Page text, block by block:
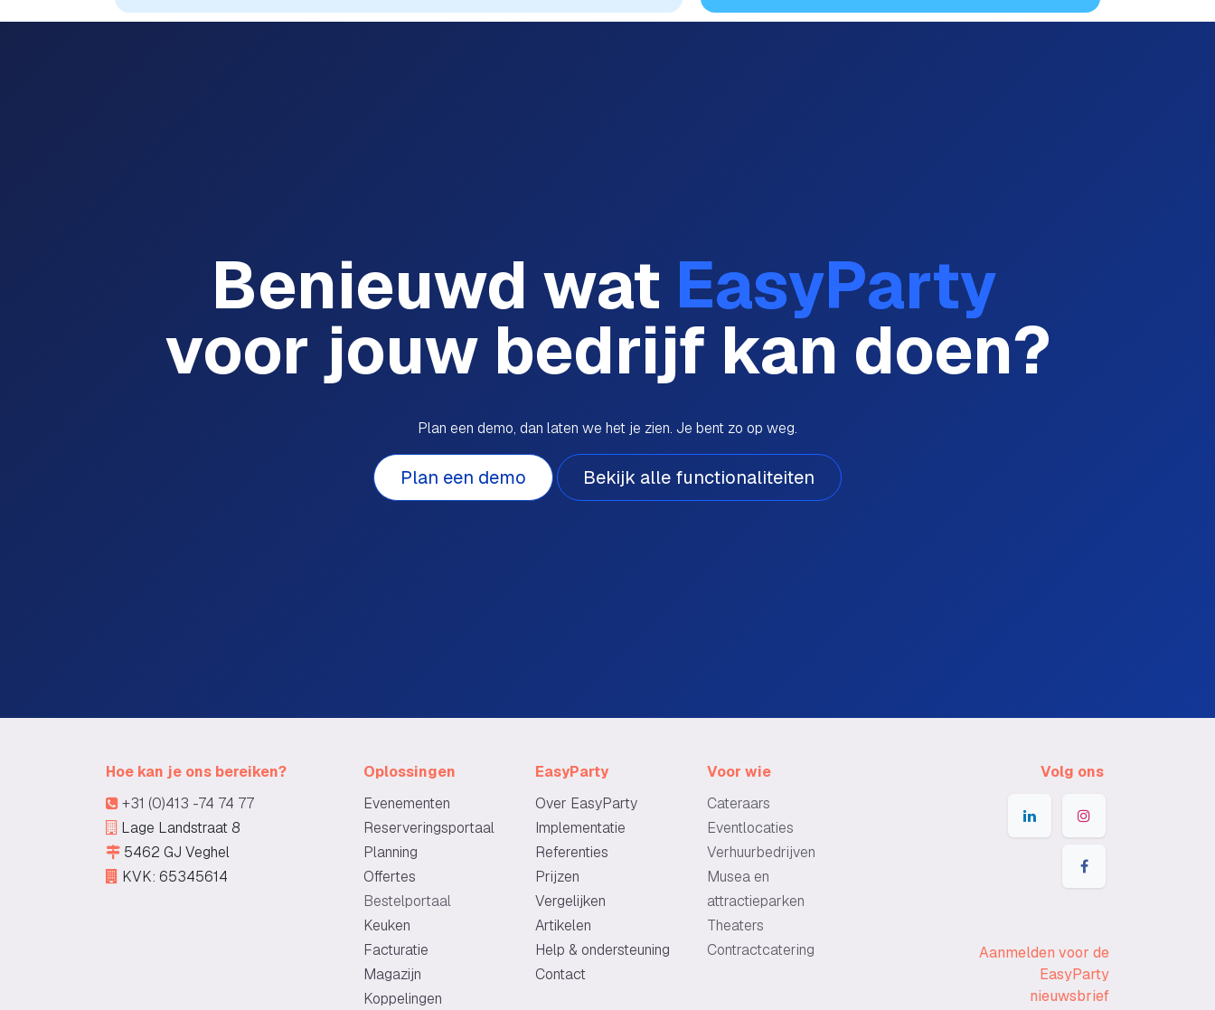
Benieuwd wat EasyParty
voor jouw bedrijf kan doen?
Plan een demo, dan laten we het je zien. Je bent zo op weg.
Plan een demo Bekijk alle functionaliteiten
Hoe kan je ons bereiken?
+31 (0)413 -74 74 77
Lage Landstraat 8
5462 GJ Veghel
KVK: 65345614
Oplossingen
Evenementen
Reserveringsportaal
Planning
Offertes
Bestelportaal
Keuken
Facturatie
Magazijn
Koppelingen
EasyParty
Over EasyParty
Implementatie
Referenties
Prijzen
Vergelijken
Artikelen
Help & ondersteuning
Contact
Voor wie
Cateraars
Eventlocaties
Verhuurbedrijven
Musea en
attractieparken
Theaters
Contractcatering
Volg ons
Aanmelden voor de
EasyParty
nieuwsbrief